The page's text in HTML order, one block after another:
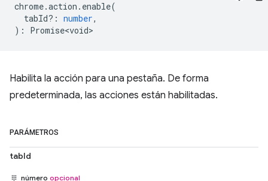
chrome.action . enable(
tabId? : number,
) : Promise<void>
Habilita la acción para una pestaña. De forma
predeterminada, las acciones están habilitadas.
PARÁMETROS
tabId
número opcional